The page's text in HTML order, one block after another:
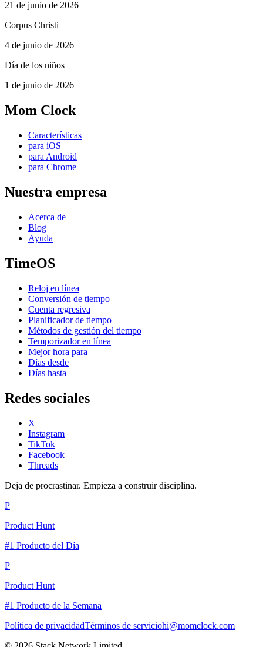
21 de junio de 2026
Corpus Christi
4 de junio de 2026
Día de los niños
1 de junio de 2026
Mom Clock
Características
para iOS
para Android
para Chrome
Nuestra empresa
Acerca de
Blog
Ayuda
TimeOS
Reloj en línea
Conversión de tiempo
Cuenta regresiva
Planificador de tiempo
Métodos de gestión del tiempo
Temporizador en línea
Mejor hora para
Días desde
Días hasta
Redes sociales
X
Instagram
TikTok
Facebook
Threads
Deja de procrastinar. Empieza a construir disciplina.
P
Product Hunt
#1 Producto del Día
P
Product Hunt
#1 Producto de la Semana
Política de privacidadTérminos de serviciohi@momclock.com